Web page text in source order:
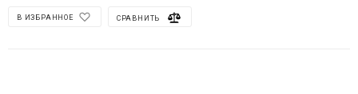
В ИЗБРАННОЕ СРАВНИТЬ